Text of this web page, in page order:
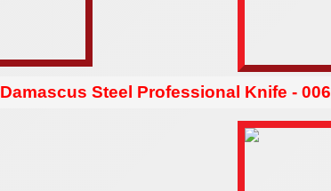
Damascus Steel Professional Knife - 006